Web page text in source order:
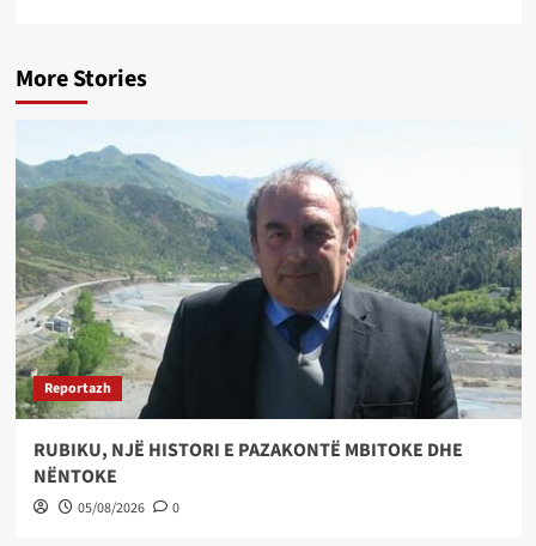
More Stories
Reportazh
RUBIKU, NJË HISTORI E PAZAKONTË MBITOKE DHE
NËNTOKE
05/08/2026 0